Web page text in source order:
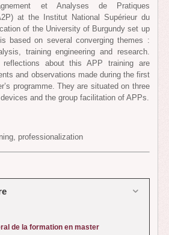
et Analyses de Pratiques
at the Institut National Supérieur du
of the University of Burgundy set up
based on several converging themes :
training engineering and research.
reflections about this APP training are
and observations made during the first
programme. They are situated on three
and the group facilitation of APPs.
professionalization
de la formation en master